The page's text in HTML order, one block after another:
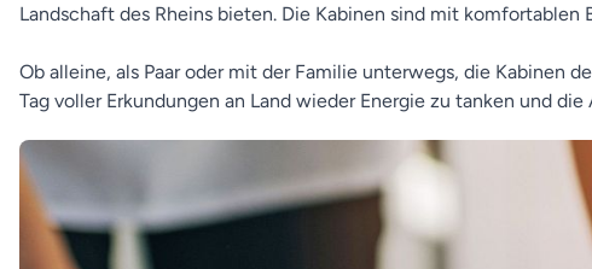
Landschaft des Rheins bieten. Die Kabinen sind mit
Ob alleine, als Paar oder mit der Familie unterwegs, die Kabinen
Tag voller Erkundungen an Land wieder Energie zu tanken und